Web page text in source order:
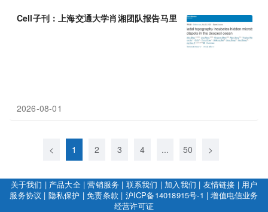
Cell子刊：上海交通大学肖湘团队报告马里亚纳海沟中的隐蔽微生
2026-08-01
< 1 2 3 4 ... 50 >
关于我们 | 产品大全|营销服务 | 联系我们 | 加入我们 | 友情链接 | 用户
服务协议 | 隐私保护 |免责条款 | 沪ICP备14018915号-1 |增值电信业务
经营许可证